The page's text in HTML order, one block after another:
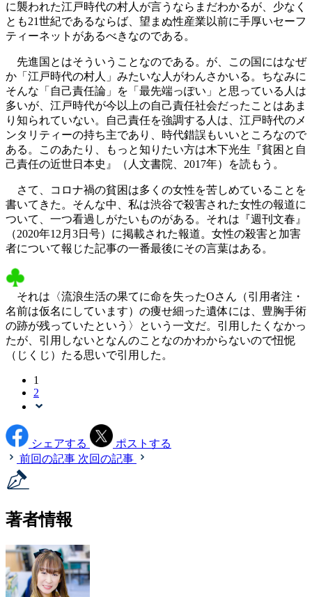
に襲われた江戸時代の村人が言うならまだわかるが、少なく
とも21世紀であるならば、望まぬ性産業以前に手厚いセーフ
ティーネットがあるべきなのである。
先進国とはそういうことなのである。が、この国にはなぜ
か「江戸時代の村人」みたいな人がわんさかいる。ちなみに
そんな「自己責任論」を「最先端っぽい」と思っている人は
多いが、江戸時代が今以上の自己責任社会だったことはあま
り知られていない。自己責任を強調する人は、江戸時代のメ
ンタリティーの持ち主であり、時代錯誤もいいところなので
ある。このあたり、もっと知りたい方は木下光生『貧困と自
己責任の近世日本史』（人文書院、2017年）を読もう。
さて、コロナ禍の貧困は多くの女性を苦しめていることを
書いてきた。そんな中、私は渋谷で殺害された女性の報道に
ついて、一つ看過しがたいものがある。それは『週刊文春』
（2020年12月3日号）に掲載された報道。女性の殺害と加害
者について報じた記事の一番最後にその言葉はある。
それは〈流浪生活の果てに命を失ったOさん（引用者注・
名前は仮名にしています）の痩せ細った遺体には、豊胸手術
の跡が残っていたという〉という一文だ。引用したくなかっ
たが、引用しないとなんのことなのかわからないので忸怩
（じくじ）たる思いで引用した。
1
2
シェアする
ポストする
前回の記事 次回の記事
著者情報